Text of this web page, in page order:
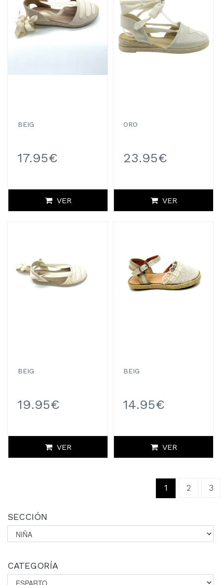
BEIG
17.95€
VER
ORO
23.95€
VER
BEIG
19.95€
VER
BEIG
14.95€
VER
1(current)
2 3
SECCIÓN
CATEGORÍA